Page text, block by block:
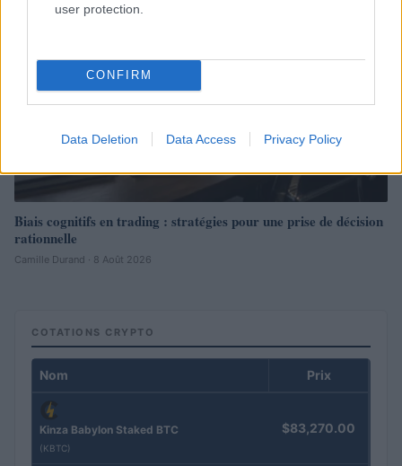
user protection.
CONFIRM
Data Deletion Data Access Privacy Policy
Biais cognitifs en trading : stratégies pour une prise de décision
rationnelle
Camille Durand · 8 Août 2026
COTATIONS CRYPTO
Nom Prix
Kinza Babylon Staked BTC
(KBTC)
$83,270.00